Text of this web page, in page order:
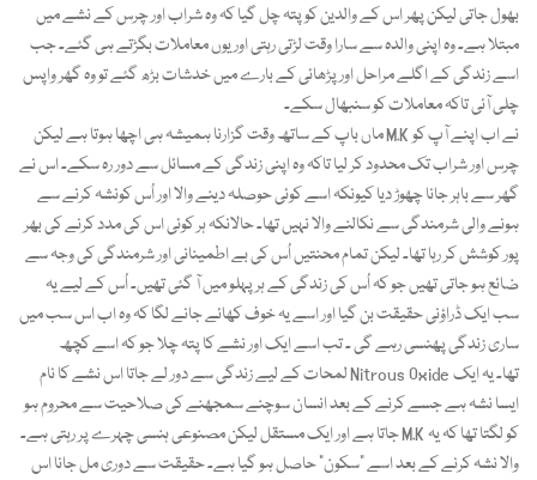
بھول جاتی لیکن پھر اس کے والدین کو پتہ چل گیا کہ وہ شراب اور چرس کے نشے میں
مبتلا ہے۔ وہ اپنی والدہ سے سارا وقت لڑتی رہتی اور یوں معاملات بگڑتے ہی گئے۔ جب
اسے زندگی کے اگلے مراحل اور پڑھائی کے بارے میں خدشات بڑھ گئے تو وہ گھر واپس
چلی آئی تاکہ معاملات کو سنبھال سکے۔
ماں باپ کے ساتھ وقت گزارنا ہمیشہ ہی اچھا ہوتا ہے لیکن M.K نے اب اپنے آپ کو
چرس اور شراب تک محدود کر لیا تاکہ وہ اپنی زندگی کے مسائل سے دور رہ سکے۔ اس نے
گھر سے باہر جانا چھوڑ دیا کیونکہ اسے کوئی حوصلہ دینے والا اور اُس کونشہ کرنے سے
ہونے والی شرمندگی سے نکالنے والا نہیں تھا۔ حالانکہ ہر کوئی اس کی مدد کرنے کی بھر
پور کوشش کر رہا تھا۔ لیکن تمام محنتیں اُس کی بے اطمینانی اور شرمندگی کی وجہ سے
ضائع ہو جاتی تھیں جو کہ اُس کی زندگی کے ہر پہلو میں آ گئی تھیں۔ اُس کے لیے یہ
سب ایک ڈراؤنی حقیقت بن گیا اور اسے یہ خوف کھائے جانے لگا کہ وہ اب اس سب میں
ساری زندگی پھنسی رہے گی ۔ تب اسے ایک اور نشے کا پتہ چلا جو کہ اسے کچھ
لمحات کے لیے زندگی سے دور لے جاتا اس نشے کا نام Nitrous Oxide تھا۔ یہ ایک
ایسا نشہ ہے جسے کرنے کے بعد انسان سوچنے سمجھنے کی صلاحیت سے محروم ہو
جاتا ہے اور ایک مستقل لیکن مصنوعی ہنسی چہرے پر رہتی ہے۔ M.K کو لگتا تھا کہ یہ
والا نشہ کرنے کے بعد اسے “سکون” حاصل ہو گیا ہے۔ حقیقت سے دوری مل جانا اس